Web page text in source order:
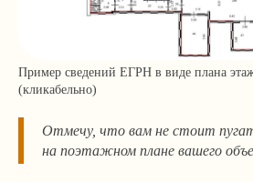
Пример сведений ЕГРН в виде плана
(кликабельно)
Отмечу, что вам не стоит
на поэтажном плане вашего
+7 499 136-53-55
info@corconsult.ru
г. Москва, ул. Новая Басманная,